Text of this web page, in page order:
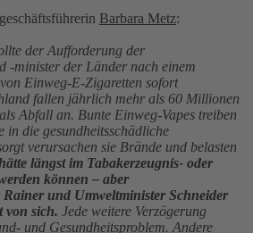
Barbara Metz:
der Aufforderung der
-minister der Länder nach einem
Einweg-E-Zigaretten sofort
fallen jährlich mehr als 60 Millionen
Abfall an. Bunte Einweg-Vapes treiben
in die gesundheitsschädliche
verursachen sie Brände und belasten
längst im Tabakerzeugnis- oder
können – aber
und Umweltminister Schneider
von sich. Jede weitere Verzögerung
und Gesundheitsproblem. Andere